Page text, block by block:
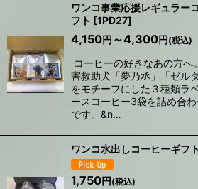
ワンコ事業応援レギュラー
フト [1PD27]
4,150円 ～4,300円(税込)
コーヒーの好きなあの方へ
害救助犬「夢乃丞」「ゼル
をモチーフにした３種類ラ
ースコーヒー3袋を詰め合
です。&n…
ワンコ水出しコーヒーギフト
1,750円 (税込)